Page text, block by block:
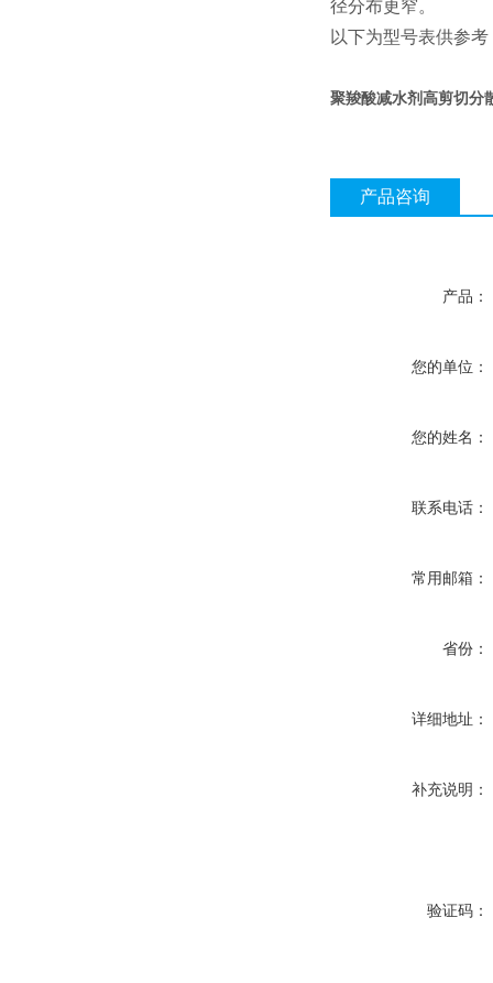
径分布更窄。
以下为型号表供参考
聚羧酸减水剂高剪切分
产品咨询
产品：
您的单位：
您的姓名：
联系电话：
常用邮箱：
省份：
详细地址：
补充说明：
验证码：